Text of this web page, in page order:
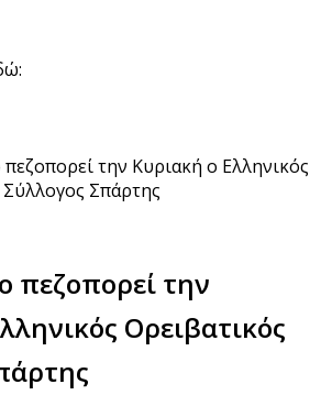
την Κυριακή ο Ελληνικός
Σπάρτης
πεζοπορεί την
Ορειβατικός